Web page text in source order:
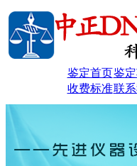
鉴定首页鉴
收费标准联